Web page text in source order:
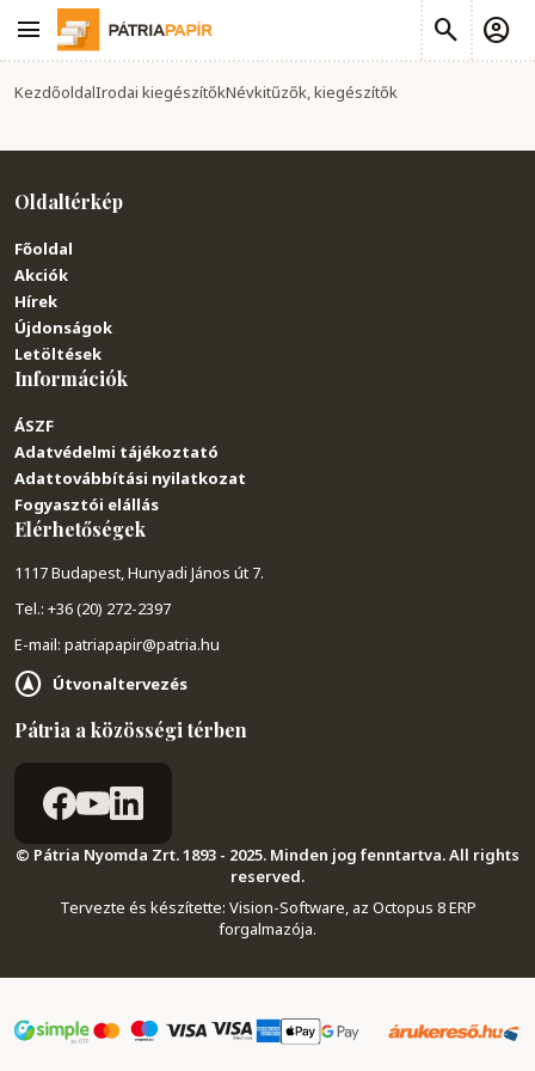
KezdőoldalIrodai kiegészítőkNévkitűzők, kiegészítők
Oldaltérkép
Főoldal
Akciók
Hírek
Újdonságok
Letöltések
Információk
ÁSZF
Adatvédelmi tájékoztató
Adattovábbítási nyilatkozat
Fogyasztói elállás
Elérhetőségek
1117 Budapest, Hunyadi János út 7.
Tel.: +36 (20) 272-2397
E-mail: patriapapir@patria.hu
Útvonaltervezés
Pátria a közösségi térben
© Pátria Nyomda Zrt. 1893 - 2025. Minden jog fenntartva. All rights
reserved.
Tervezte és készítette: Vision-Software, az Octopus 8 ERP
forgalmazója.